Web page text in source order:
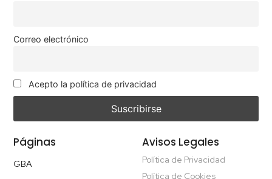
Correo electrónico
Acepto la política de privacidad
Páginas
GBA
Avisos Legales
Política de Privacidad
Política de Cookies